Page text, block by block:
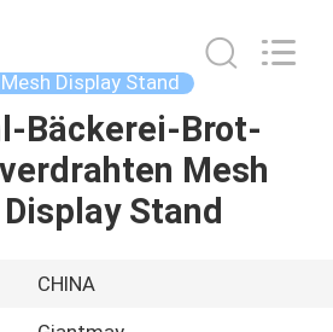
Display Stand
Bäckerei-Brot-
Mesh
Stand
CHINA